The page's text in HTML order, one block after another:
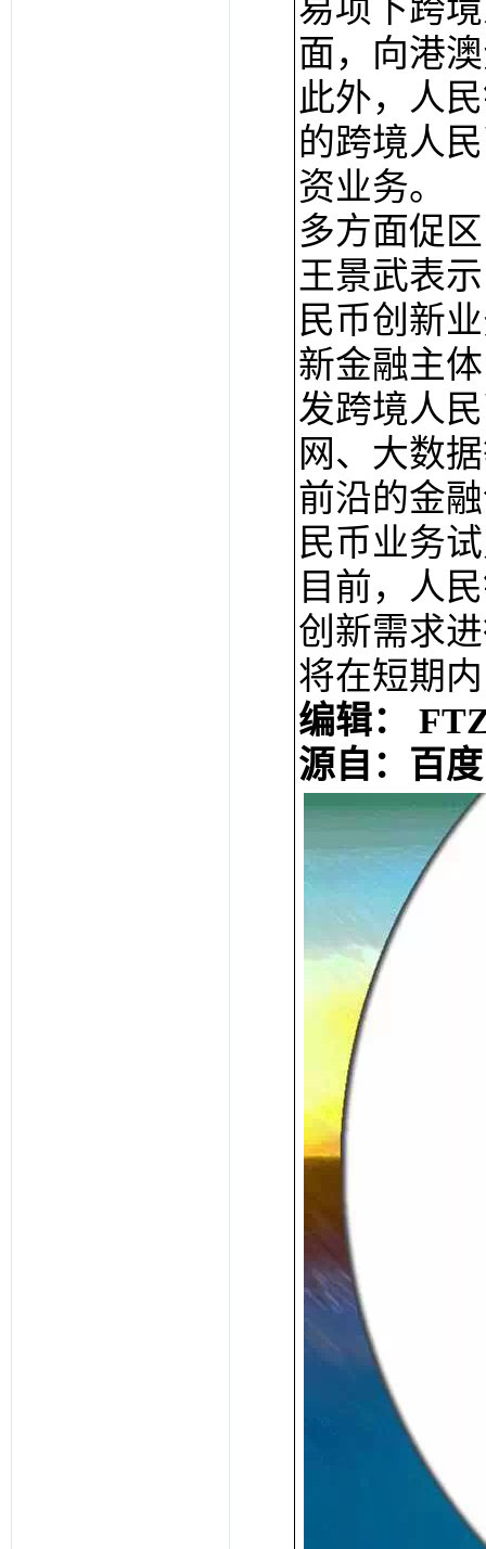
易项下跨
面，向港
此外，人
的跨境人
资业务。
多方面促
王景武表
民币创新
新金融主
发跨境人
网、大数
前沿的金
民币业务
目前，人
创新需求
将在短期
编辑：
源自：百